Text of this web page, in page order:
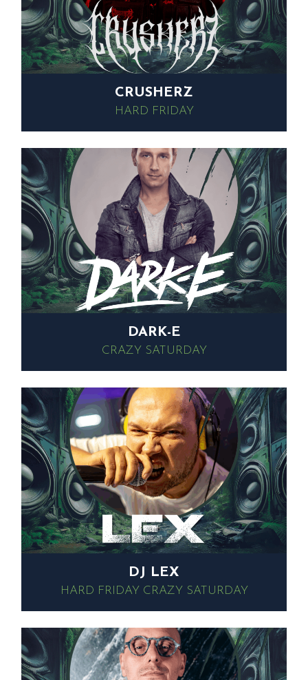
CRUSHERZ
HARD FRIDAY
DARK-E
CRAZY SATURDAY
DJ LEX
HARD FRIDAY CRAZY SATURDAY